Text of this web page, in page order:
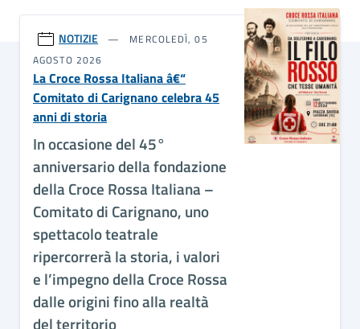
NOTIZIE
MERCOLEDÌ, 05
AGOSTO 2026
La Croce Rossa Italiana â€“
Comitato di Carignano celebra 45
anni di storia
In occasione del 45°
anniversario della fondazione
della Croce Rossa Italiana –
Comitato di Carignano, uno
spettacolo teatrale
ripercorrerà la storia, i valori
e l’impegno della Croce Rossa
dalle origini fino alla realtà
del territorio